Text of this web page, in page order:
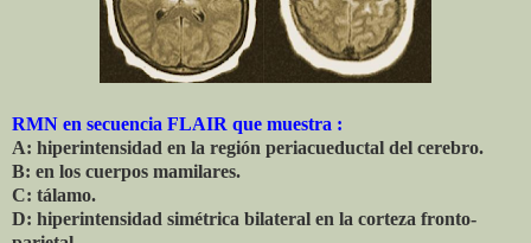
RMN en secuencia FLAIR que muestra :
A: hiperintensidad en la región periacueductal del cerebro.
B: en los cuerpos mamilares.
C: tálamo.
D: hiperintensidad simétrica bilateral en la corteza fronto-